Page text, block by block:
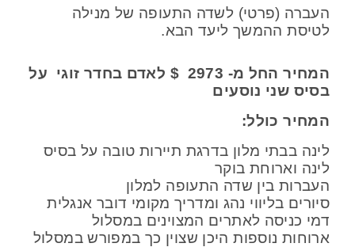
העברה (פרטי) לשדה התעופה של מנילה
לטיסת ההמשך ליעד הבא.
המחיר החל מ- 2973
$ לאדם בחדר זוגי
על
בסיס שני נוסעים
המחיר כולל:
לינה בבתי מלון בדרגת תיירות טובה על בסיס
לינה וארוחת בוקר
העברות בין שדה התעופה למלון
סיורים בליווי נהג ומדריך מקומי דובר אנגלית
דמי כניסה לאתרים המצוינים במסלול
ארוחות נוספות היכן שצוין כך במפורש במסלול